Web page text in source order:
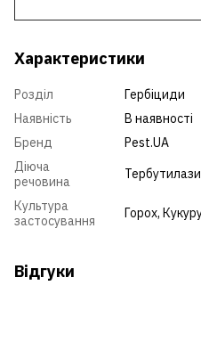
Характеристики
Розділ
Гербіциди
Наявність
В наявності
Бренд
Pest.UA
Діюча
речовина
Культура
застосування
Горох,
Відгуки